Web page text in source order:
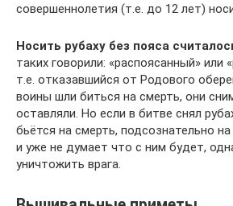
совершеннолетия (т.е. до 12 лет)
Носить рубаху без пояса
таких говорили: «распоясанный» или
т.е. отказавшийся от Родового
воины шли биться на смерть, они
оставляли. Но если в битве снял
бьётся на смерть, подсознательно
и уже не думает что с ним будет,
уничтожить врага.